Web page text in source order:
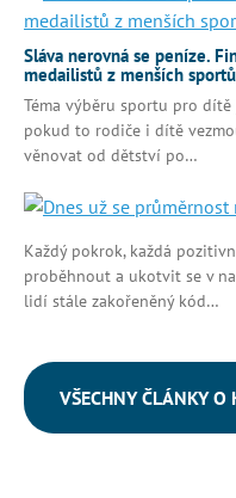
Sláva nerovná se peníze.
medailistů z menších
Téma výběru sportu pro
pokud to rodiče i dítě
věnovat od dětství po…
Každý pokrok, každá
proběhnout a ukotvit se v
lidí stále zakořeněný kód…
VŠECHNY ČLÁNKY O